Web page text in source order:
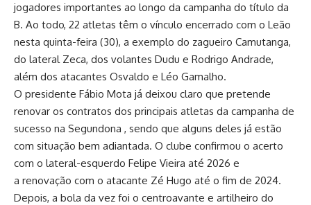
jogadores importantes ao longo da campanha do título da
B. Ao todo, 22 atletas têm o vínculo encerrado com o Leão
nesta quinta-feira (30), a exemplo do zagueiro Camutanga,
do lateral Zeca, dos volantes Dudu e Rodrigo Andrade,
além dos atacantes Osvaldo e Léo Gamalho.
O presidente Fábio Mota já deixou claro que pretende
renovar os contratos dos principais atletas da campanha de
sucesso na Segundona , sendo que alguns deles já estão
com situação bem adiantada. O clube confirmou o acerto
com o lateral-esquerdo Felipe Vieira até 2026 e
a renovação com o atacante Zé Hugo até o fim de 2024.
Depois, a bola da vez foi o centroavante e artilheiro do